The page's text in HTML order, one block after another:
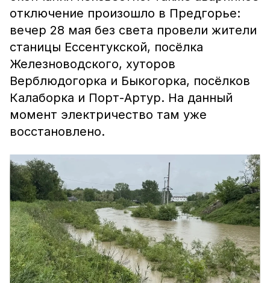
отключение произошло в Предгорье:
вечер 28 мая без света провели жители
станицы Ессентукской, посёлка
Железноводского, хуторов
Верблюдогорка и Быкогорка, посёлков
Калаборка и Порт-Артур. На данный
момент электричество там уже
восстановлено.